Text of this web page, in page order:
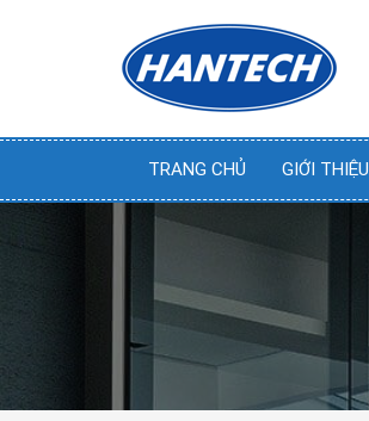
TRANG CHỦ GIỚI THIỆU